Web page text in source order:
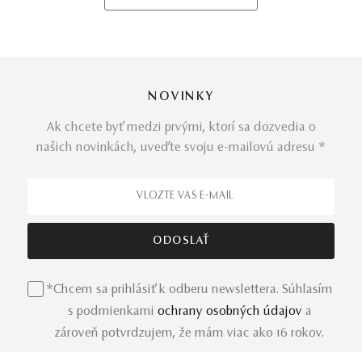
NOVINKY
Ak chcete byť medzi prvými, ktorí sa dozvedia o
našich novinkách, uveďte svoju e-mailovú adresu *
*Chcem sa prihlásiť k odberu newslettera. Súhlasím
s podmienkami ochrany osobných údajov a
zároveň potvrdzujem, že mám viac ako 16 rokov.